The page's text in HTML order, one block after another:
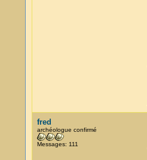
fred
archéologue confirmé
Messages: 111